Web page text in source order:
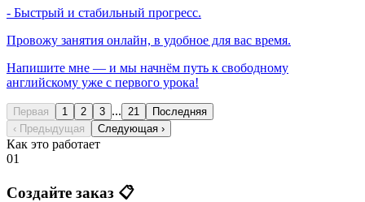
- Быстрый и стабильный прогресс.
Провожу занятия онлайн, в удобное для вас время.
Напишите мне — и мы начнём путь к свободному
английскому уже с первого урока!
Первая 1 2 3 ... 21
Последняя
‹ Предыдущая
Следующая ›
Как это работает
01
Создайте заказ 📋